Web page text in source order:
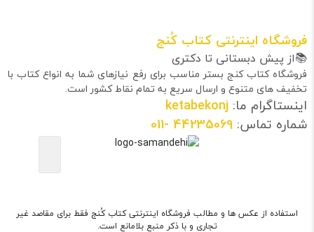
فروشگاه اینترنتی کتاب کُنج
📚از پیش دبستانی تا دکتری
فروشگاه کتاب کنج بستر مناسب برای رفع نیازهای شما به انواع کتاب با
تخفیف های متنوع و ارسال سریع به تمام نقاط کشور است.
اینستاگرام ما: ketabekonj
شماره تماس: 44235069
-011
استفاده از عکس ها و مطالب فروشگاه اینترنتی کتاب کُنج فقط برای مقاصد غیر
تجاری و با ذکر منبع بلامانع است.